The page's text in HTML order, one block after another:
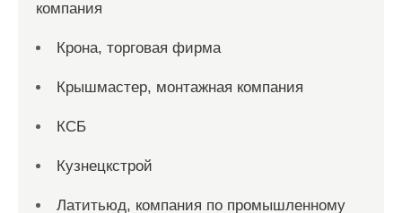
компания
Крона, торговая фирма
Крышмастер, монтажная компания
КСБ
Кузнецкстрой
Латитьюд, компания по промышленному